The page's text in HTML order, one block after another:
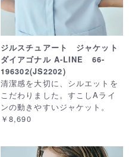
ジルスチュアート ジャケット
ダイアゴナル A-LINE 66-
196302(JS2202)
清潔感を大切に、シルエットを
こだわりました。すこしAライ
ンの動きやすいジャケット。
￥8,690